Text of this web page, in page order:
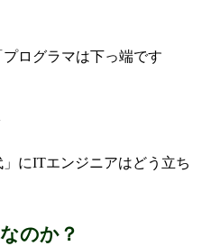
ログラマは下っ端です
にITエンジニアはどう立ち
のか？